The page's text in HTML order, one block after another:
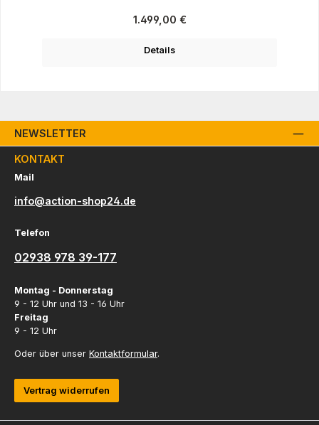
Regulärer Preis:
1.499,00 €
Details
NEWSLETTER
KONTAKT
Mail
info@action-shop24.de
Telefon
02938 978 39-177
Montag - Donnerstag
9 - 12 Uhr und 13 - 16 Uhr
Freitag
9 - 12 Uhr
Oder über unser Kontaktformular.
Vertrag widerrufen